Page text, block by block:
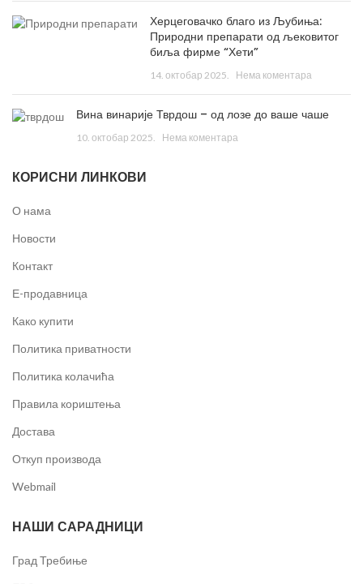
Херцеговачко благо из Љубиња:
Природни препарати од љековитог
биља фирме “Хети”
14. октобар 2025. Нема коментара
Вина винарије Тврдош – од лозе до ваше чаше
10. октобар 2025. Нема коментара
КОРИСНИ ЛИНКОВИ
О нама
Новости
Контакт
Е-продавница
Како купити
Политика приватности
Политика колачића
Правила кориштења
Достава
Откуп производа
Webmail
НАШИ САРАДНИЦИ
Град Требиње